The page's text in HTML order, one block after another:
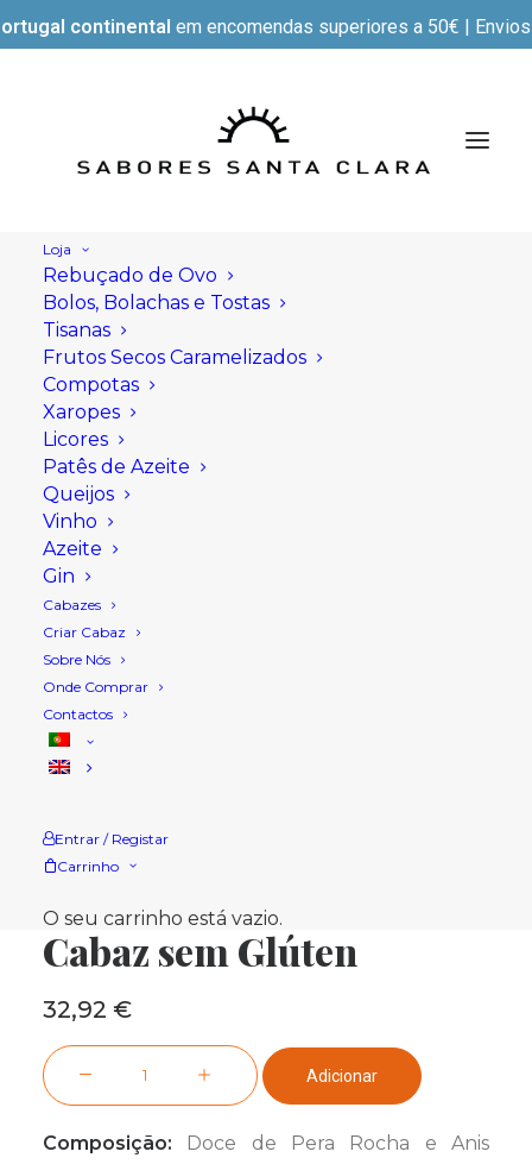
continental em encomendas superiores a 50€ |
Loja
Rebuçado de Ovo
Bolos, Bolachas e Tostas
Tisanas
Frutos Secos Caramelizados
Compotas
Xaropes
Licores
Patês de Azeite
Queijos
Vinho
Azeite
Gin
Cabazes
Criar Cabaz
Sobre Nós
Onde Comprar
Contactos
Entrar / Registar
Carrinho
O seu carrinho está vazio.
Cabaz sem Glúten
32,92 €
Quantidade
de
Adicionar
Composição: Doce de Pera Rocha e Anis